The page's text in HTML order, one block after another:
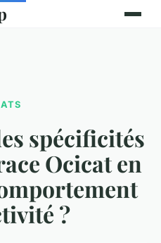
spécificités
Ocicat en
?